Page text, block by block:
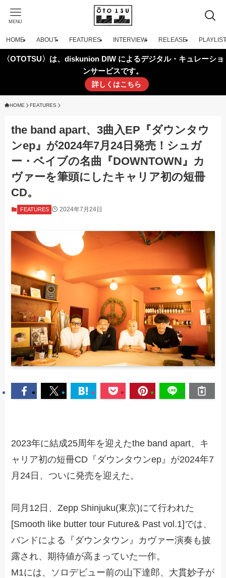
MENU
HOME ABOUT FEATURES INTERVIEW RELEASE PLAYLIST
〈OTOTSU〉は、diskunion DIW によるデジタル・キュレーショ
ンサービスです。
詳しくはこちら
HOME FEATURES
the band apart、3曲入EP『ダウンタウ
ンep』が2024年7月24日発売！シュガ
ー・ベイブの名曲『DOWNTOWN』カ
ヴァーを筆頭にしたキャリア初の短冊
CD。
FEATURES 2024年7月24日
2023年に結成25周年を迎えたthe band apart、キ
ャリア初の短冊CD『ダウンタウンep』が2024年7
月24日、ついに発売を迎えた。
同月12日、Zepp Shinjuku(東京)にて行われた
[Smooth like butter tour Future& Past vol.1]では、
バンドによる『ダウンタウン』カヴァー演奏も披
露され、期待値が高まっていた一作。
M1には、ソロデビュー前の山下達郎、大貫妙子が